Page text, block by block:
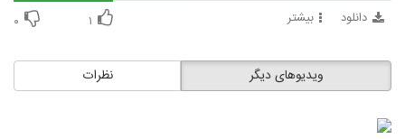
دانلود آهنگ جدید و زیبای علیرضا عبدی با نام
Farid Nazari Nisti Amma
۲۳۶ بازدید
دانلود بیشتر ۱ ۰
نظرات ویدیوهای دیگر